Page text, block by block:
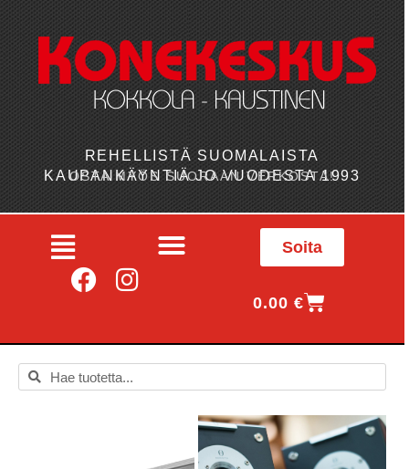
REHELLISTÄ SUOMALAISTA
KAUPANKÄYNTIÄ JO VUODESTA 1993
OSTA MYÖS SUORAAN VERKOSTA!
Soita
0.00€